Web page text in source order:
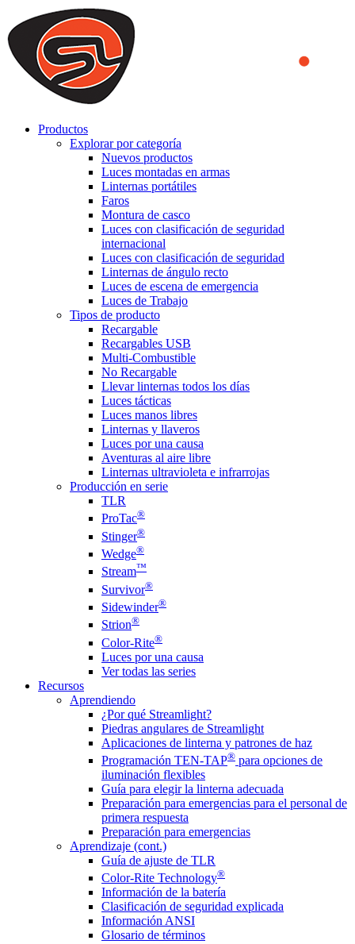
We use cookies to ensure that we provide you the best experience
on our website. By continuing to browse this website, you accept
that cookies are used to help us analyze how the website is used and
to offer you a better experience. To learn more or to find out how
you can disable cookies, you can access our
Productos
Explorar por categoría
Nuevos productos
Luces montadas en armas
Linternas portátiles
Faros
Montura de casco
Luces con clasificación de seguridad
internacional
Luces con clasificación de seguridad
Linternas de ángulo recto
Luces de escena de emergencia
Luces de Trabajo
Tipos de producto
Recargable
Recargables USB
Multi-Combustible
No Recargable
Llevar linternas todos los días
Luces tácticas
Luces manos libres
Linternas y llaveros
Luces por una causa
Aventuras al aire libre
Linternas ultravioleta e infrarrojas
Producción en serie
TLR
ProTac®
Stinger®
Wedge®
Stream™
Survivor®
Sidewinder®
Strion®
Color-Rite®
Luces por una causa
Ver todas las series
Recursos
Aprendiendo
¿Por qué Streamlight?
Piedras angulares de Streamlight
Aplicaciones de linterna y patrones de haz
Programación TEN-TAP® para opciones de
iluminación flexibles
Guía para elegir la linterna adecuada
Preparación para emergencias para el personal de
primera respuesta
Preparación para emergencias
Aprendizaje (cont.)
Guía de ajuste de TLR
Color-Rite Technology®
Información de la batería
Clasificación de seguridad explicada
Información ANSI
Glosario de términos